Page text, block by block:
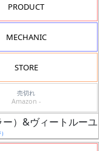
PRODUCT
MECHANIC
STORE
売切れ
Amazon -
）&ヴィートルー